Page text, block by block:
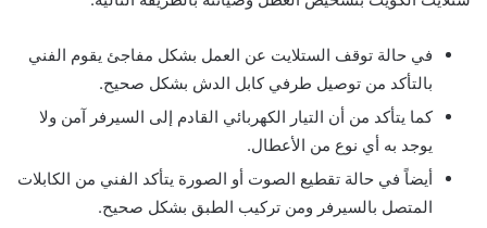
في حالة توقف الستلايت عن العمل بشكل مفاجئ يقوم الفني
بالتأكد من توصيل طرفي كابل الدش بشكل صحيح.
كما يتأكد من أن التيار الكهربائي القادم إلى السيرفر آمن ولا
يوجد به أي نوع من الأعطال.
أيضاً في حالة تقطيع الصوت أو الصورة يتأكد الفني من الكابلات
المتصل بالسيرفر ومن تركيب الطبق بشكل صحيح.